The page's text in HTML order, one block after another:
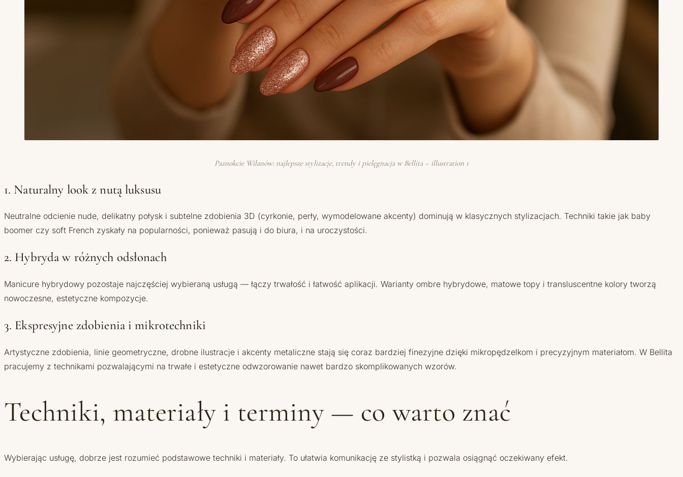
Paznokcie Wilanów: najlepsze stylizacje, trendy i pielęgnacja w Bellita – illustration 1
1. Naturalny look z nutą luksusu
Neutralne odcienie nude, delikatny połysk i subtelne zdobienia 3D (cyrkonie, perły, wymodelowane akcenty) dominują w klasycznych stylizacjach. Techniki takie jak baby
boomer czy soft French zyskały na popularności, ponieważ pasują i do biura, i na uroczystości.
2. Hybryda w różnych odsłonach
Manicure hybrydowy pozostaje najczęściej wybieraną usługą — łączy trwałość i łatwość aplikacji. Warianty ombre hybrydowe, matowe topy i transluscentne kolory tworzą
nowoczesne, estetyczne kompozycje.
3. Ekspresyjne zdobienia i mikrotechniki
Artystyczne zdobienia, linie geometryczne, drobne ilustracje i akcenty metaliczne stają się coraz bardziej finezyjne dzięki mikropędzelkom i precyzyjnym materiałom. W Bellita
pracujemy z technikami pozwalającymi na trwałe i estetyczne odwzorowanie nawet bardzo skomplikowanych wzorów.
Techniki, materiały i terminy — co warto znać
Wybierając usługę, dobrze jest rozumieć podstawowe techniki i materiały. To ułatwia komunikację ze stylistką i pozwala osiągnąć oczekiwany efekt.